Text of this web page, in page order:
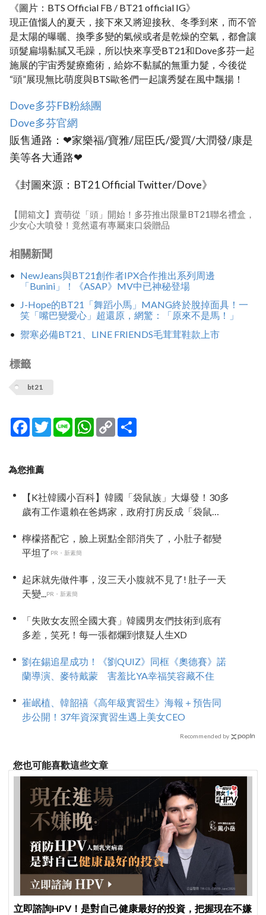
《圖片：BTS Official FB / BT21 official IG》
現正值惱人的夏天，接下來又將迎接秋、冬季到來，而不管
是太陽的曝曬、換季多變的氣候或者是乾燥的空氣，都會讓
頭髮扁塌黏膩又毛躁，所以快來享受BT21和Dove多芬一起
施展的宇宙秀髮療癒術，給妳不黏膩的無重力髮，今後從
“頭”展現無比萌度與BTS歐爸們一起讓秀髮在風中飄揚！
Dove多芬FB粉絲團
Dove多芬官網
販售通路：❤家樂福/寶雅/屈臣氏/愛買/大潤發/康是
美等各大通路❤
《封圖來源：BT21 Official Twitter/Dove》
【開箱文】賣萌從「頭」開始！多芬推出限量BT21聯名禮盒，
少女心大噴發！竟然還有專屬束口袋贈品
相關新聞
NewJeans與BT21創作者IPX合作推出系列周邊
「Bunini」！《ASAP》MV中已神秘登場
J-Hope的BT21「舞蹈小馬」MANG終於脫掉面具！一
笑「嘴巴變愛心」超還原，網驚：「原來不是馬！」
禦寒必備BT21、LINE FRIENDS毛茸茸鞋款上市
標籤
bt21
Facebook
TwitterLine WhatsApp
Copy
Link
為您推薦
【K社韓國小百科】韓國「袋鼠族」大爆發！30多
歲有工作還賴在爸媽家，政府打房反成「袋鼠
檸檬搭配它，臉上斑點全部消失了，小肚子都變
平坦了 PR・新素簡
起床就先做件事，沒三天小腹就不見了! 肚子一天
天變...
PR・新素簡
「失敗女友照全國大賽」韓國男友們技術到底有
多差，笑死！每一張都爛到懷疑人生XD
劉在錫追星成功！《劉QUIZ》同框《奧德賽》諾
蘭導演、麥特戴蒙 害羞比YA幸福笑容藏不住
崔岷植、韓韶禧《高年級實習生》海報＋預告同
步公開！37年資深實習生遇上美女CEO
Recommended by
您也可能喜歡這些文章
立即諮詢HPV！是對自己健康最好的投資，把握現在不嫌